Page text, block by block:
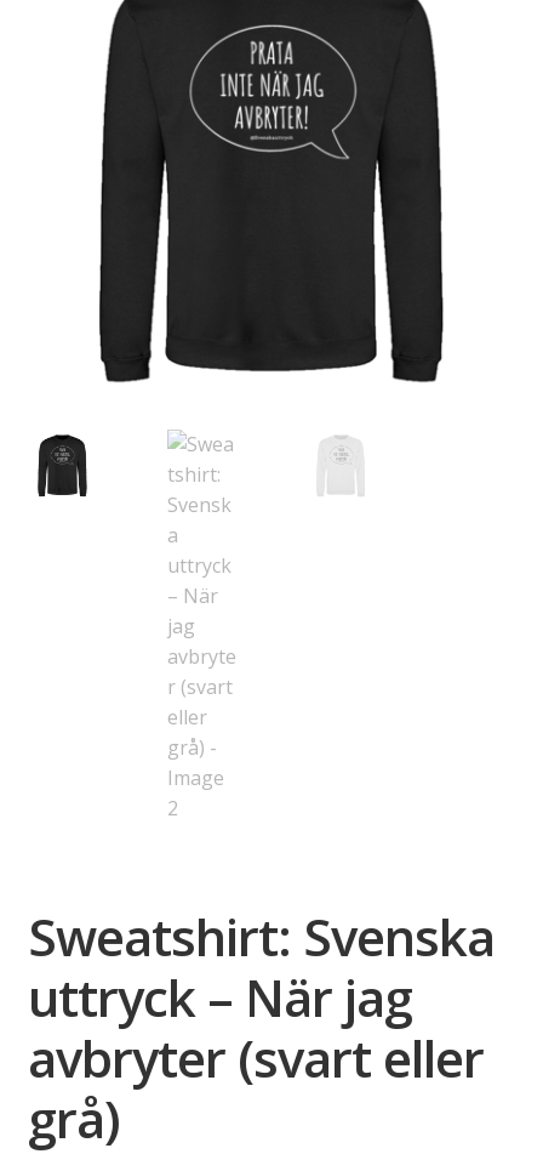
Sweatshirt: Svenska
uttryck – När jag
avbryter (svart eller
grå)